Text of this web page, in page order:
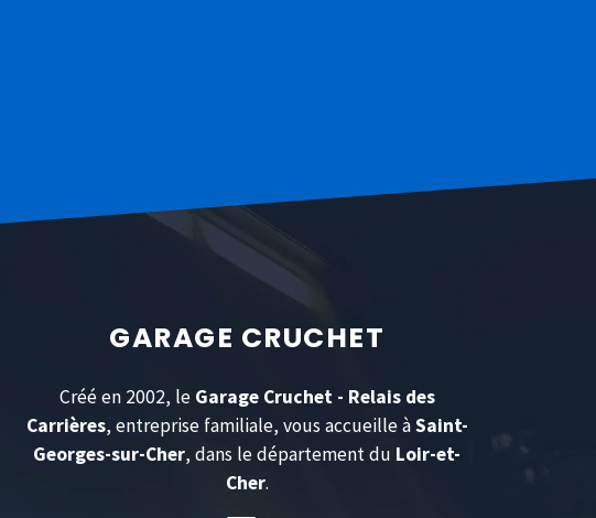
GARAGE CRUCHET
Créé en 2002, le Garage Cruchet - Relais des
Carrières, entreprise familiale, vous accueille àSaint-
Georges-sur-Cher, dans le département du Loir-et-
Cher.